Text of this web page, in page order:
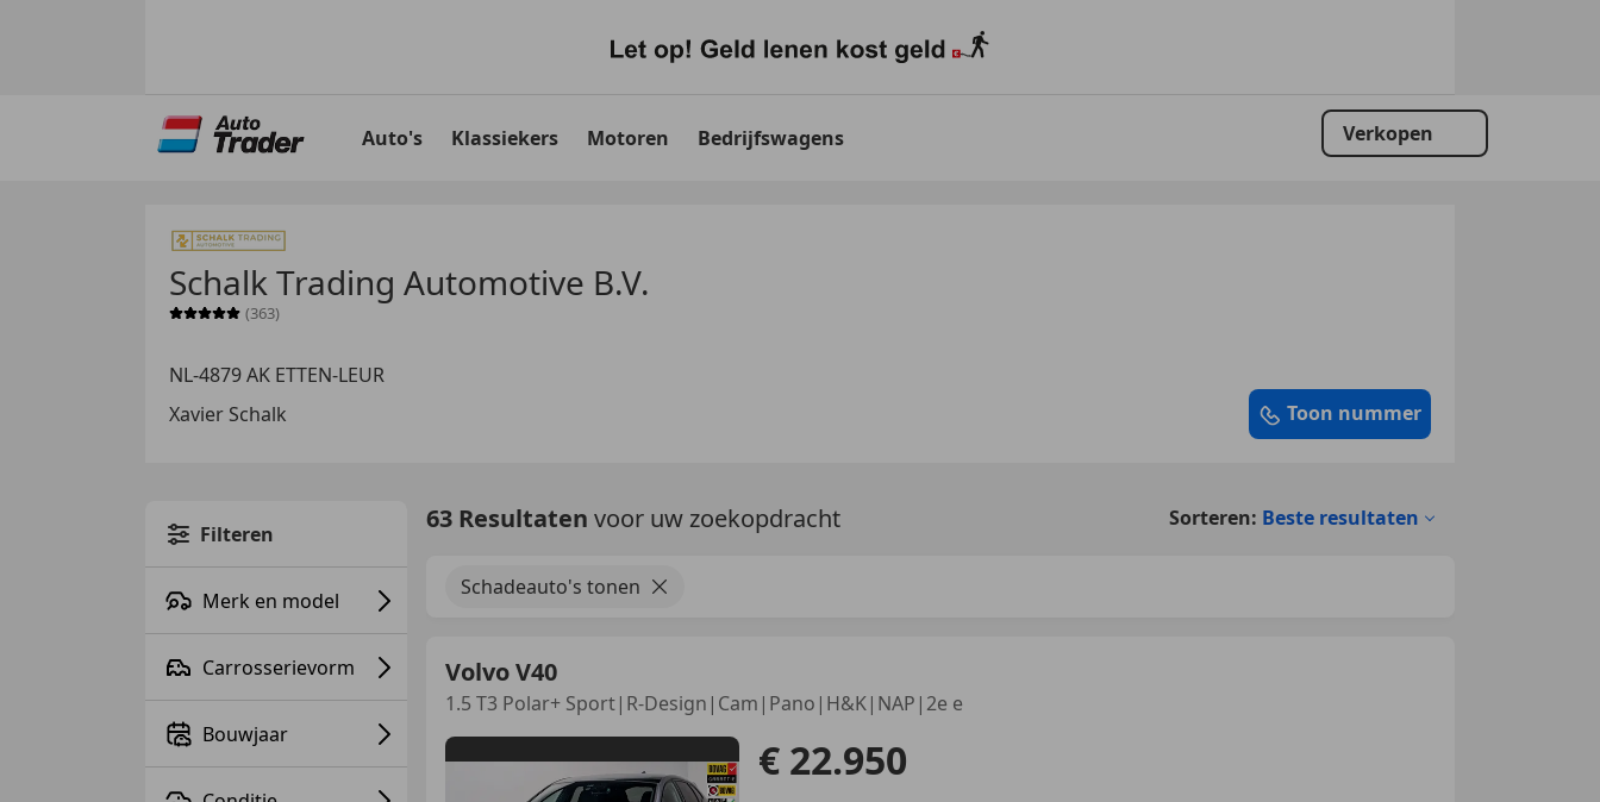
Auto's Klassiekers Motoren Bedrijfswagens Verkopen
Schalk Trading Automotive B.V.
Sterrenbeoordeling 5 van 5
(363)
NL-4879 AK ETTEN-LEUR
Xavier Schalk
Toon nummer
Filteren
Merk en model
Carrosserievorm
Bouwjaar
63 Resultaten voor uw zoekopdracht Sorteren: Beste resultaten
Schadeauto's tonen
Volvo V40
1.5 T3 Polar+ Sport|R-Design|Cam|Pano|H&K|NAP|2e e
€ 22.950